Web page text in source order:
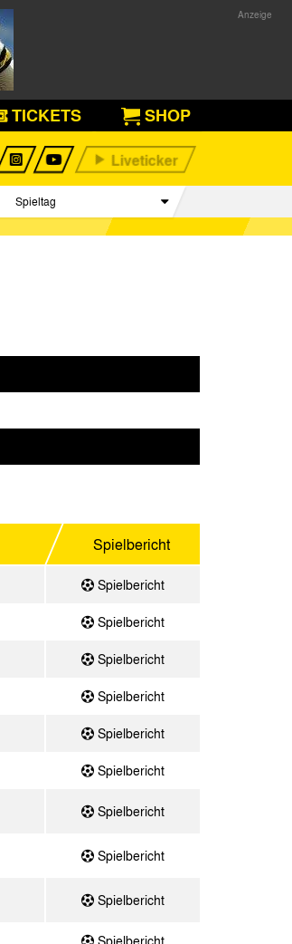
TICKETS
SHOP
Spieltag
Begegnungen
Spielbericht
Spielbericht
Spielbericht
Spielbericht
Spielbericht
Spielbericht
Spielbericht
Spielbericht
Spielbericht
Spielbericht
Spielbericht